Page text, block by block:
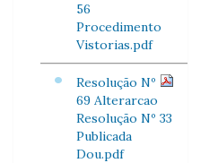
56
Procedimento
Vistorias.pdf
Resolução Nº
69 Alterarcao
Resolução Nº 33
Publicada
Dou.pdf